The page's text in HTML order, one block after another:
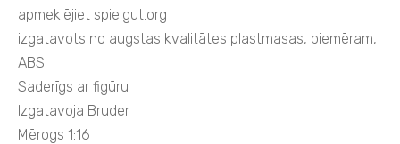
apmeklējiet spielgut.org
izgatavots no augstas kvalitātes plastmasas, piemēram,
ABS
Saderīgs ar figūru
Izgatavoja Bruder
Mērogs 1:16